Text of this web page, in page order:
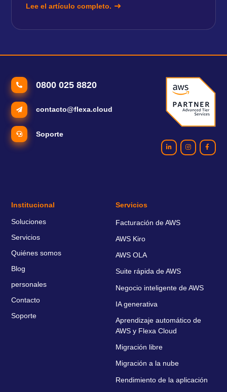
Lee el artículo completo.
0800 025 8820
contacto@flexa.cloud
Soporte
Institucional
Soluciones
Servicios
Quiénes somos
Blog
personales
Contacto
Soporte
Servicios
Facturación de AWS
AWS Kiro
AWS OLA
Suite rápida de AWS
Negocio inteligente de AWS
IA generativa
Aprendizaje automático de
AWS y Flexa Cloud
Migración libre
Migración a la nube
Rendimiento de la aplicación